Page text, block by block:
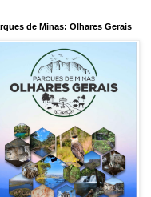
de Minas: Olhares Gerais